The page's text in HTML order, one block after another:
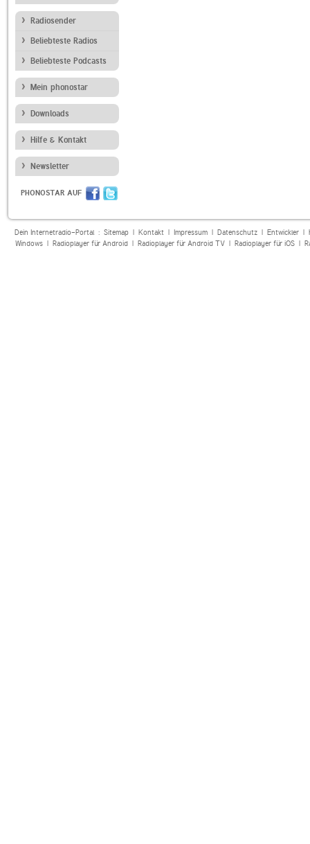
Radiosender
Beliebteste Radios
Beliebteste Podcasts
Mein phonostar
Downloads
Hilfe & Kontakt
Newsletter
PHONOSTAR AUF
Dein Internetradio-Portal : Sitemap| Kontakt| Impressum| Datenschutz| Entwickler|
Windows| Radioplayer für Android| Radioplayer für Android TV| Radioplayer für iOS|